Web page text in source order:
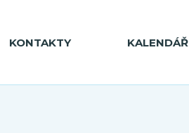
KONTAKTY KALENDÁŘ